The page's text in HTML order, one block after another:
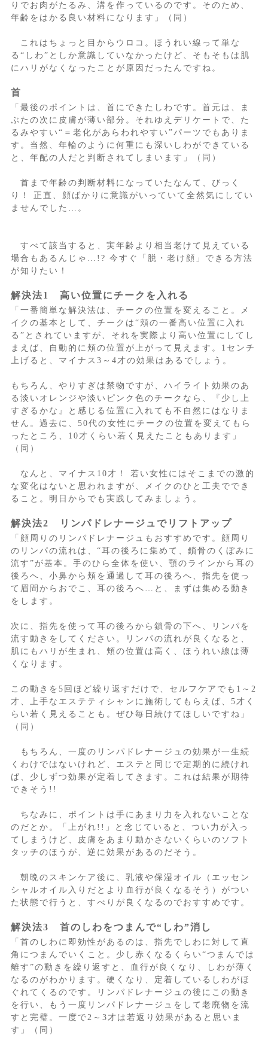
りでお肉がたるみ、溝を作っているのです。そのため、
年齢をはかる良い材料になります」（同）
これはちょっと目からウロコ。ほうれい線って単な
る“しわ”としか意識していなかったけど、そもそもは肌
にハリがなくなったことが原因だったんですね。
首
「最後のポイントは、首にできたしわです。首元は、ま
ぶたの次に皮膚が薄い部分。それゆえデリケートで、た
るみやすい“＝老化があらわれやすい”パーツでもありま
す。当然、年輪のように何重にも深いしわができている
と、年配の人だと判断されてしまいます」（同）
首まで年齢の判断材料になっていたなんて、びっく
り！ 正直、顔ばかりに意識がいっていて全然気にしてい
ませんでした…。
すべて該当すると、実年齢より相当老けて見えている
場合もあるんじゃ…!? 今すぐ「脱・老け顔」できる方法
が知りたい！
解決法1 高い位置にチークを入れる
「一番簡単な解決法は、チークの位置を変えること。メ
イクの基本として、チークは“頬の一番高い位置に入れ
る”とされていますが、それを実際より高い位置にしてし
まえば、自動的に頬の位置が上がって見えます。1センチ
上げると、マイナス3～4才の効果はあるでしょう。
もちろん、やりすぎは禁物ですが、ハイライト効果のあ
る淡いオレンジや淡いピンク色のチークなら、『少し上
すぎるかな』と感じる位置に入れても不自然にはなりま
せん。過去に、50代の女性にチークの位置を変えてもら
ったところ、10才くらい若く見えたこともあります」
（同）
なんと、マイナス10才！ 若い女性にはそこまでの激的
な変化はないと思われますが、メイクのひと工夫ででき
ること。明日からでも実践してみましょう。
解決法2 リンパドレナージュでリフトアップ
「顔周りのリンパドレナージュもおすすめです。顔周り
のリンパの流れは、“耳の後ろに集めて、鎖骨のくぼみに
流す”が基本。手のひら全体を使い、顎のラインから耳の
後ろへ、小鼻から頬を通過して耳の後ろへ、指先を使っ
て眉間からおでこ、耳の後ろへ…と、まずは集める動き
をします。
次に、指先を使って耳の後ろから鎖骨の下へ、リンパを
流す動きをしてください。リンパの流れが良くなると、
肌にもハリが生まれ、頬の位置は高く、ほうれい線は薄
くなります。
この動きを5回ほど繰り返すだけで、セルフケアでも1～2
才、上手なエステティシャンに施術してもらえば、5才く
らい若く見えることも。ぜひ毎日続けてほしいですね」
（同）
もちろん、一度のリンパドレナージュの効果が一生続
くわけではないけれど、エステと同じで定期的に続けれ
ば、少しずつ効果が定着してきます。これは結果が期待
できそう!!
ちなみに、ポイントは手にあまり力を入れないことな
のだとか。「上がれ!!」と念じていると、つい力が入っ
てしまうけど、皮膚をあまり動かさないくらいのソフト
タッチのほうが、逆に効果があるのだそう。
朝晩のスキンケア後に、乳液や保湿オイル（エッセン
シャルオイル入りだとより血行が良くなるそう）がつい
た状態で行うと、すべりが良くなるのでおすすめです。
解決法3 首のしわをつまんで“しわ”消し
「首のしわに即効性があるのは、指先でしわに対して直
角につまんでいくこと。少し赤くなるくらい“つまんでは
離す”の動きを繰り返すと、血行が良くなり、しわが薄く
なるのがわかります。硬くなり、定着しているしわがほ
ぐれてくるのです。リンパドレナージュの後にこの動き
を行い、もう一度リンパドレナージュをして老廃物を流
すと完璧。一度で2～3才は若返り効果があると思いま
す」（同）